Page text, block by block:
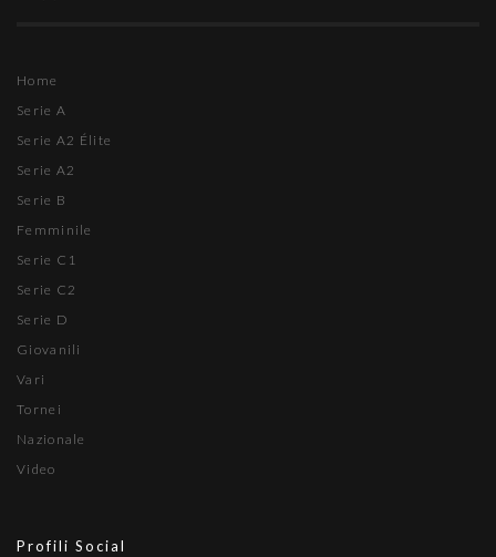
Home
Serie A
Serie A2 Élite
Serie A2
Serie B
Femminile
Serie C1
Serie C2
Serie D
Giovanili
Vari
Tornei
Nazionale
Video
Profili Social